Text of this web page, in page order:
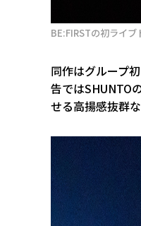
BE:FIRSTの初ライ
同作はグループ
告ではSHUNTO
せる高揚感抜群